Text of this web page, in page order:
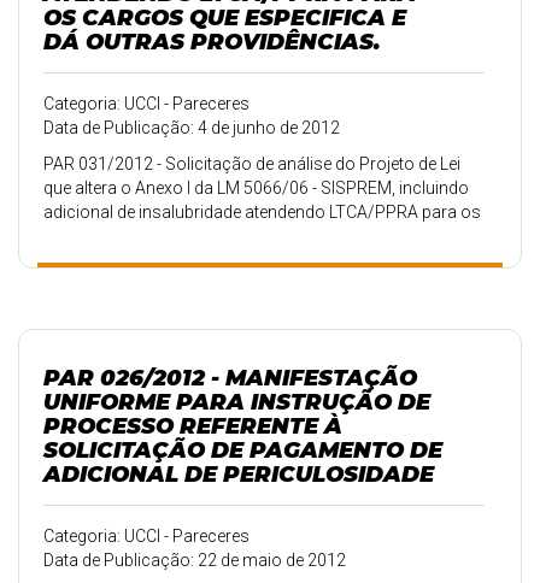
OS CARGOS QUE ESPECIFICA E
DÁ OUTRAS PROVIDÊNCIAS.
Categoria: UCCI - Pareceres
Data de Publicação: 4 de junho de 2012
PAR 031/2012 - Solicitação de análise do Projeto de Lei
que altera o Anexo I da LM 5066/06 - SISPREM, incluindo
adicional de insalubridade atendendo LTCA/PPRA para os
PAR 026/2012 - MANIFESTAÇÃO
UNIFORME PARA INSTRUÇÃO DE
PROCESSO REFERENTE À
SOLICITAÇÃO DE PAGAMENTO DE
ADICIONAL DE PERICULOSIDADE
Categoria: UCCI - Pareceres
Data de Publicação: 22 de maio de 2012